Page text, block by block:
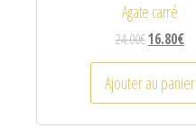
Agate carré
24.00€16.80€
Ajouter au panier